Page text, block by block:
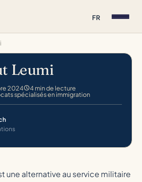
FR
2024
4 min de lecture
spécialisés en immigration
Leumi
une alternative au service militaire